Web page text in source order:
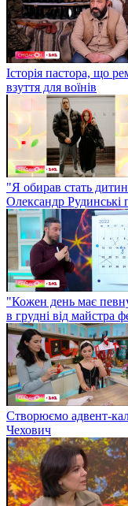
Історія пастора, що
взуття для воїнів
"Я обирав стать
Олександр Рудинські
"Кожен день має
в грудні від майстра
Створюємо адвент-
Чехович